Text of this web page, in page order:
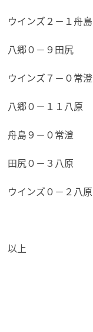
ウインズ２－１舟島
八郷０－９田尻
ウインズ７－０常澄
八郷０－１１八原
舟島９－０常澄
田尻０－３八原
ウインズ０－２八原
以上